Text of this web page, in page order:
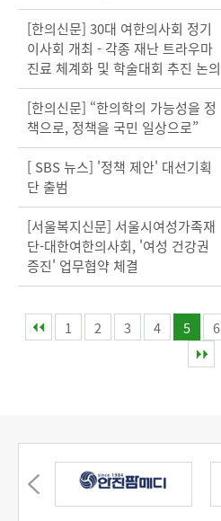
[한의신문] 30대 여한의사회 정기
이사회 개최 - 각종 재난 트라우마
진료 체계화 및 학술대회 추진 논의
[한의신문] “한의학의 가능성을 정
책으로, 정책을 국민 일상으로”
[ SBS 뉴스] '정책 제안' 대선기획
단 출범
[서울복지신문] 서울시여성가족재
단-대한여한의사회, '여성 건강권
증진' 업무협약 체결
1 2 3 4 5 6